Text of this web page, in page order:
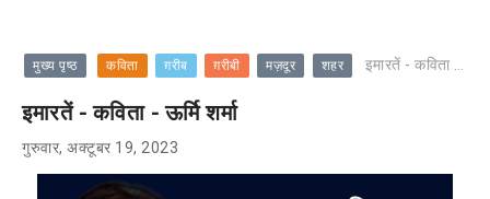
मुख्य पृष्ठ कविता ग़रीब ग़रीबी मज़दूर शहर इमारतें - कविता - ऊर्मि शर्मा
इमारतें - कविता - ऊर्मि शर्मा
गुरुवार, अक्टूबर 19, 2023